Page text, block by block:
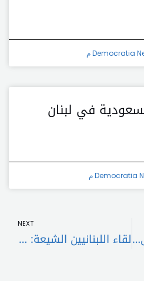
Democratia
في لبنان
Democratia
“المستقبل” تعليقًا على قرار ابطال الإنتخابات البلدية في سعدنايل:التأكيد على عدم التدخل في الاستحقاق البلدي والوقوف على مسافة واحدة من الجميع
NEXT
لقاء اللبنانيين الشيعة: مستمرون في الخيار الوطني اللبناني رغم الترهيب وعلى وزارة الثقافة وضع التراث العاملي تحت الحماية الدولية